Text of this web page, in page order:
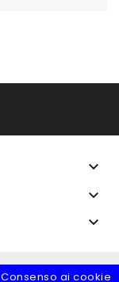



Consenso ai cookie